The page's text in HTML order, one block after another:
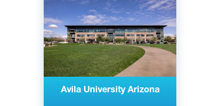
Avila University Arizona
Гудиер, Аризона, США
Частный